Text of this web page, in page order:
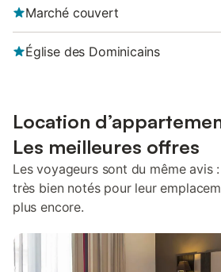
Marché couvert
Église des Dominicains
Location
Les meilleures offres
Les voyageurs sont du même avis
très bien notés pour leur
plus encore.